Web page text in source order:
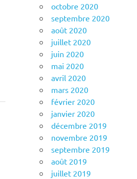
octobre 2020
septembre 2020
août 2020
juillet 2020
juin 2020
mai 2020
avril 2020
mars 2020
février 2020
janvier 2020
décembre 2019
novembre 2019
septembre 2019
août 2019
juillet 2019